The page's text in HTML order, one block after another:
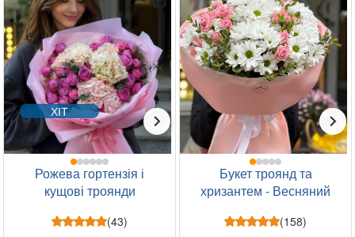
ХІТ
Рожева гортензія і
кущові троянди
(43)
Букет троянд та
хризантем - Весняний
(158)